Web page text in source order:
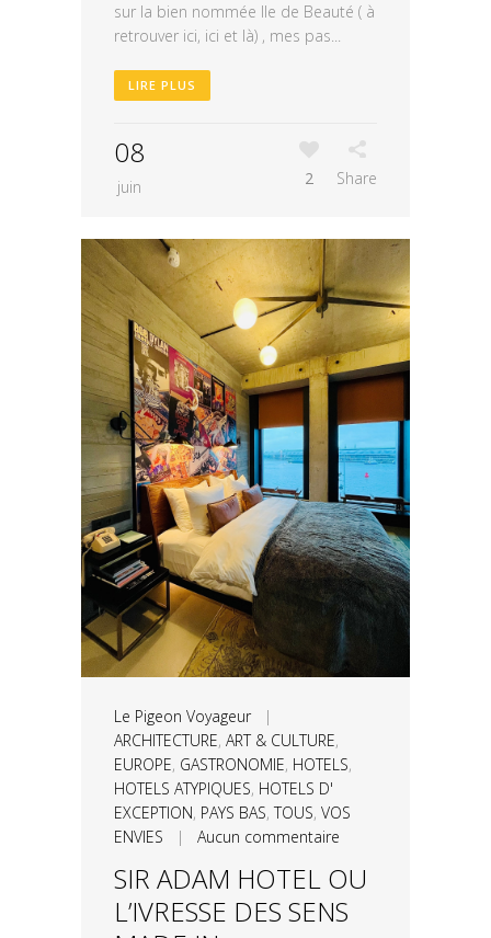
sur la bien nommée Ile de Beauté ( à
retrouver ici, ici et là) , mes pas...
LIRE PLUS
08
juin 2 Share
Le Pigeon Voyageur|
ARCHITECTURE, ART & CULTURE,
EUROPE, GASTRONOMIE, HOTELS,
HOTELS ATYPIQUES, HOTELS D'
EXCEPTION, PAYS BAS,TOUS, VOS
ENVIES | Aucun commentaire
SIR ADAM HOTEL OU
L’IVRESSE DES SENS